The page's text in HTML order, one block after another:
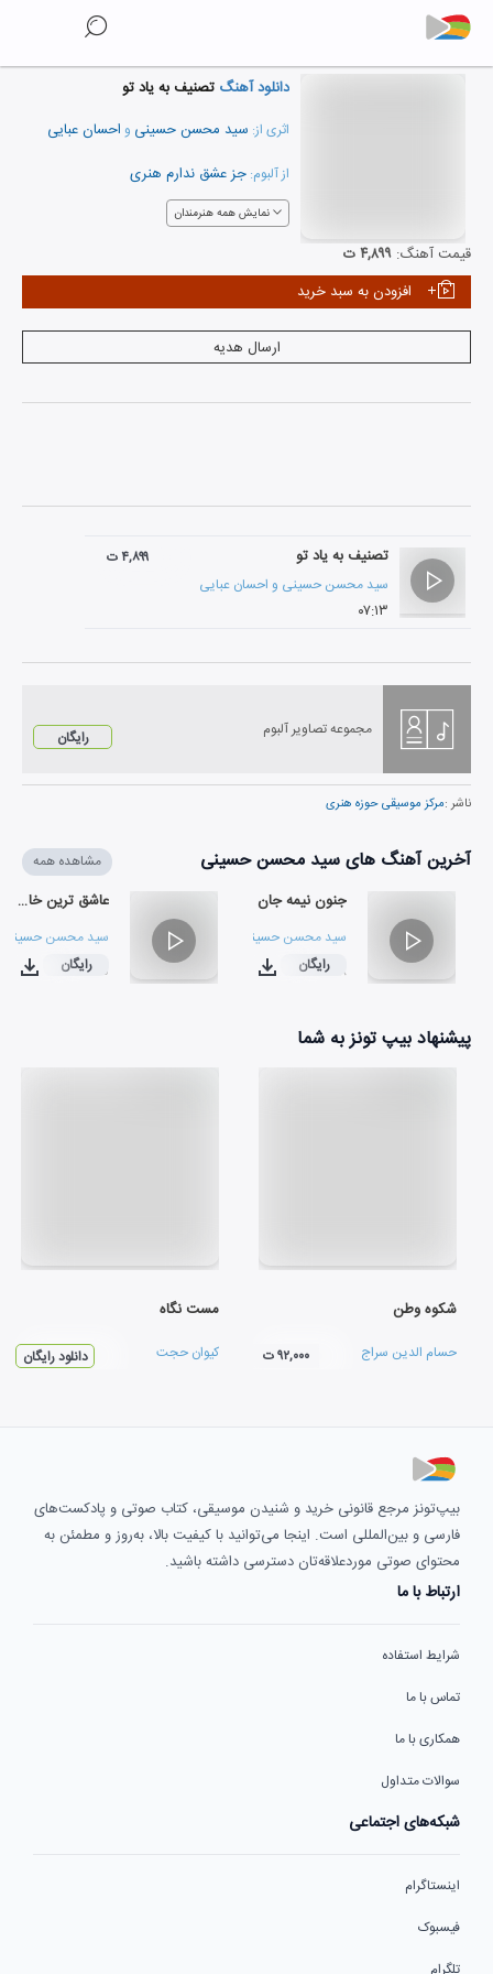
دانلود آهنگ تصنیف به یاد تو
اثری از: سید محسن حسینی و احسان عبایی
از آلبوم: جز عشق ندارم هنری
نمایش همه هنرمندان
قیمت آهنگ: ۴,۸۹۹ ت
افزودن به سبد خرید
ارسال هدیه
تصنیف به یاد تو
سید محسن حسینی و احسان عبایی
۰۷:۱۳
۴,۸۹۹ ت
مجموعه تصاویر آلبوم رایگان
ناشر :مرکز موسیقی حوزه هنری
آخرین آهنگ های سید محسن حسینی مشاهده همه
جنون نیمه جان
سید محسن حسینی
۰۳:۳۸
رایگان
عاشق ترین خاک
سید محسن حسینی
۰۳:۲۵
رایگان
پیشنهاد بیپ تونز به شما
شکوه وطن
حسام الدین سراج ۹۲,۰۰۰ ت
مست نگاه
کیوان حجت دانلود رایگان
بیپ‌تونز مرجع قانونی خرید و شنیدن موسیقی، کتاب صوتی و پادکست‌های
فارسی و بین‌المللی است. اینجا می‌توانید با کیفیت بالا، به‌روز و مطمئن به
محتوای صوتی موردعلاقه‌تان دسترسی داشته باشید.
ارتباط با ما
شرایط استفاده
تماس با ما
همکاری با ما
سوالات متداول
شبکه‌های اجتماعی
اینستاگرام
فیسبوک
تلگرام